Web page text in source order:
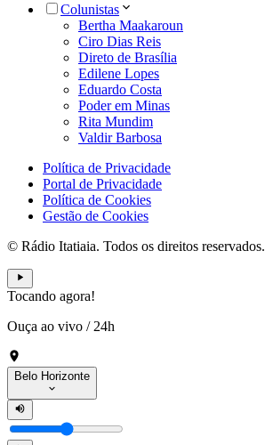
Colunistas
Bertha Maakaroun
Ciro Dias Reis
Direto de Brasília
Edilene Lopes
Eduardo Costa
Poder em Minas
Rita Mundim
Valdir Barbosa
Política de Privacidade
Portal de Privacidade
Política de Cookies
Gestão de Cookies
© Rádio Itatiaia. Todos os direitos reservados.
Tocando agora!
Ouça ao vivo / 24h
Belo Horizonte